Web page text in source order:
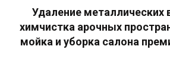
Удаление металлических
химчистка арочных
мойка и уборка салона